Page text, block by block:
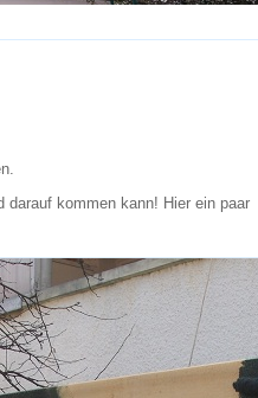
kommen kann! Hier ein paar